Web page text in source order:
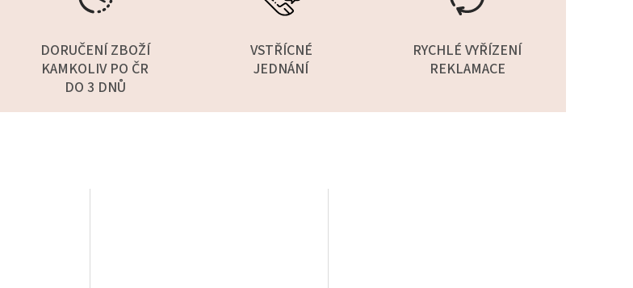
DORUČENÍ ZBOŽÍ
KAMKOLIV PO ČR
DO 3 DNŮ
VSTŘÍCNÉ
JEDNÁNÍ
RYCHLÉ VYŘÍZENÍ
REKLAMACE